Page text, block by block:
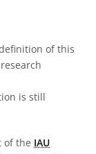
of this
is still
of the IAU